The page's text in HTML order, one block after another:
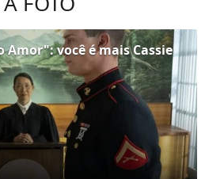
você é mais Cassie